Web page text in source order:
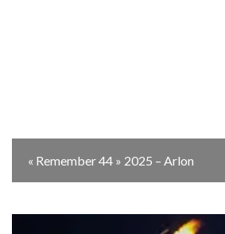
« Remember 44 » 2025 – Arlon